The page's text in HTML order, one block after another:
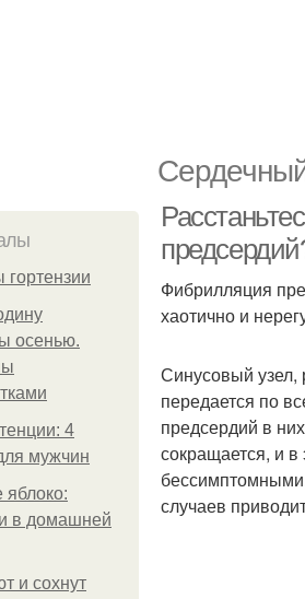
осенью.
4
мужчин
яблоко:
в домашней
и сохнут
Фибрилляция
хаотично и
Синусовый узел,
передается по
предсердий в
сокращается, и
случаев